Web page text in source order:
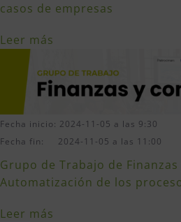
casos de empresas
Leer más
Fecha inicio: 2024-11-05 a las 9:30
Fecha fin: 2024-11-05 a las 11:00
Grupo de Trabajo de Finanzas
Automatización de los
Leer más